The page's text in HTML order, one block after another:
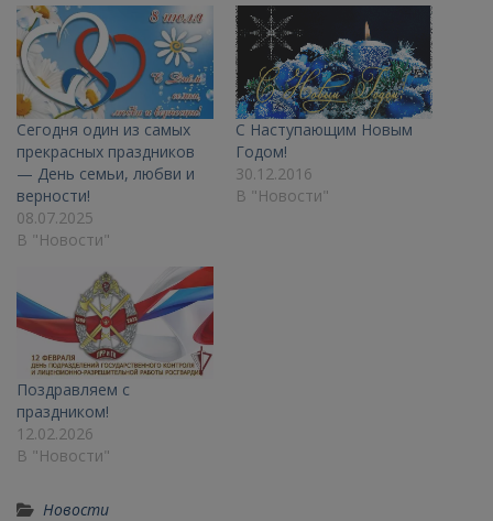
Сегодня один из самых
прекрасных праздников
— День семьи, любви и
верности!
08.07.2025
В "Новости"
С Наступающим Новым
Годом!
30.12.2016
В "Новости"
Поздравляем с
праздником!
12.02.2026
В "Новости"
Новости